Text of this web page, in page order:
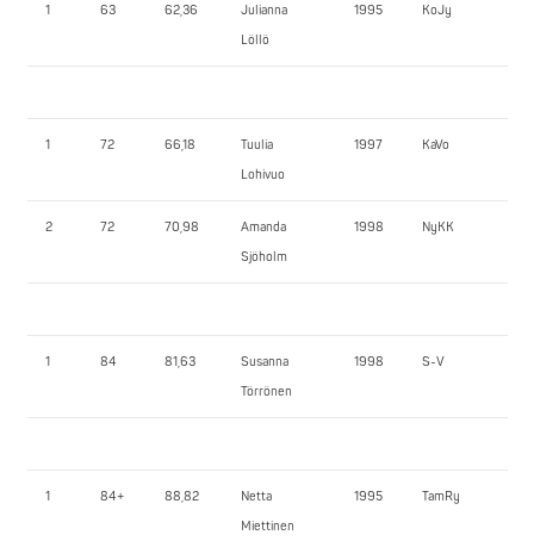
1 63 62,36
Julianna
Löllö
1995 KoJy
1 72 66,18
Tuulia
Lohivuo
1997 KaVo
2 72 70,98
Amanda
Sjöholm
1998 NyKK
1 84 81,63
Susanna
Törrönen
1998 S-V
1 84+ 88,82
Netta
Miettinen
1995 TamRy